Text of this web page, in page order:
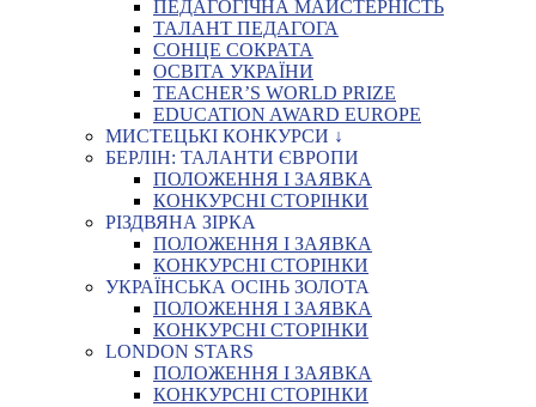
ПЕДАГОГІЧНА МАЙСТЕРНІСТЬ
ТАЛАНТ ПЕДАГОГА
СОНЦЕ СОКРАТА
ОСВІТА УКРАЇНИ
TEACHER’S WORLD PRIZE
EDUCATION AWARD EUROPE
МИСТЕЦЬКІ КОНКУРСИ ↓
БЕРЛІН: ТАЛАНТИ ЄВРОПИ
ПОЛОЖЕННЯ І ЗАЯВКА
КОНКУРСНІ СТОРІНКИ
РІЗДВЯНА ЗІРКА
ПОЛОЖЕННЯ І ЗАЯВКА
КОНКУРСНІ СТОРІНКИ
УКРАЇНСЬКА ОСІНЬ ЗОЛОТА
ПОЛОЖЕННЯ І ЗАЯВКА
КОНКУРСНІ СТОРІНКИ
LONDON STARS
ПОЛОЖЕННЯ І ЗАЯВКА
КОНКУРСНІ СТОРІНКИ